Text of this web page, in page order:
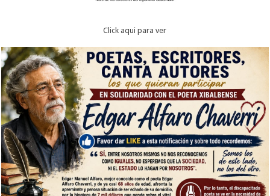
Click aqui para ver